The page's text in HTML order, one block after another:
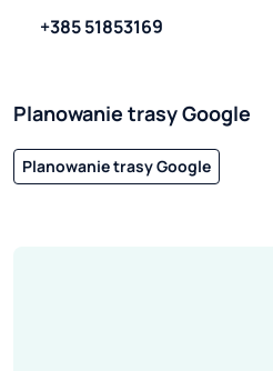
+385 51853169
Planowanie trasy Google
Planowanie trasy Google